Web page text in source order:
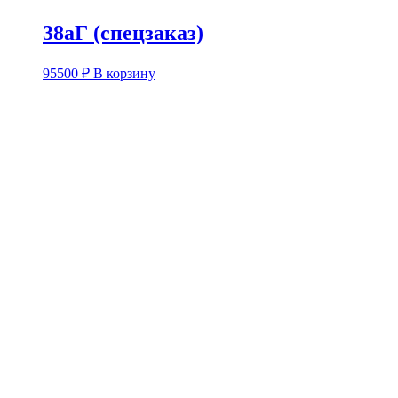
38аГ (спецзаказ)
95500 ₽ В корзину